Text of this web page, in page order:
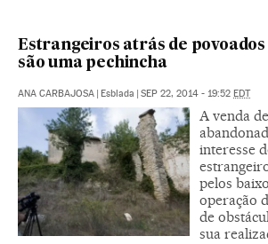
Estrangeiros atrás de povoados
são uma pechincha
ANA CARBAJOSA Esblada SEP 22, 2014 - 19:52 EDT
A venda
interesse
pelos
operação
de
sua